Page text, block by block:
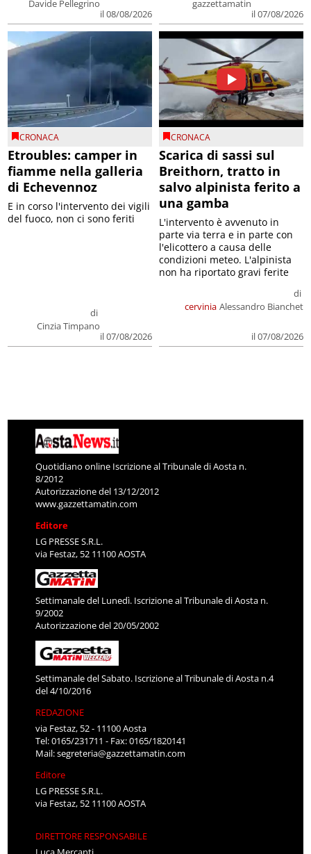
Davide Pellegrino
il 08/08/2026
gazzettamatin
il 07/08/2026
CRONACA
Etroubles: camper in
fiamme nella galleria
di Echevennoz
di
Cinzia Timpano
il 07/08/2026
E in corso l'intervento dei vigili
del fuoco, non ci sono feriti
CRONACA
Scarica di sassi sul
Breithorn, tratto in
salvo alpinista ferito a
una gamba
cervinia
di
Alessandro Bianchet
il 07/08/2026
L'intervento è avvenuto in
parte via terra e in parte con
l'elicottero a causa delle
condizioni meteo. L'alpinista
non ha riportato gravi ferite
Quotidiano online Iscrizione al Tribunale di Aosta n.
8/2012
Autorizzazione del 13/12/2012
www.gazzettamatin.com
Editore
LG PRESSE S.R.L.
via Festaz, 52 11100 AOSTA
Settimanale del Lunedì. Iscrizione al Tribunale di Aosta n.
9/2002
Autorizzazione del 20/05/2002
Settimanale del Sabato. Iscrizione al Tribunale di Aosta n.4
del 4/10/2016
REDAZIONE
via Festaz, 52 - 11100 Aosta
Tel: 0165/231711 - Fax: 0165/1820141
Mail:segreteria@gazzettamatin.com
Editore
LG PRESSE S.R.L.
via Festaz, 52 11100 AOSTA
DIRETTORE RESPONSABILE